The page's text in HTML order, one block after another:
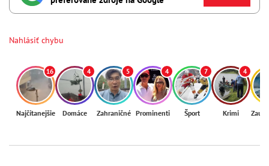
Nahlásiť chybu
16
Najčítanejšie
4
Domáce
5
Zahraničné
4
Prominenti
7
Šport
4
Krimi